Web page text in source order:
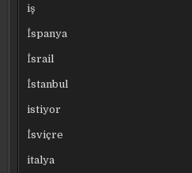
iş
İspanya
İsrail
İstanbul
istiyor
İsviçre
italya